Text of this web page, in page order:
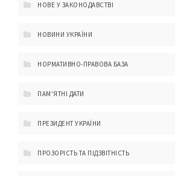
НОВЕ У ЗАКОНОДАВСТВІ
НОВИНИ УКРАЇНИ
НОРМАТИВНО-ПРАВОВА БАЗА
ПАМ'ЯТНІ ДАТИ
ПРЕЗИДЕНТ УКРАЇНИ
ПРОЗОРІСТЬ ТА ПІДЗВІТНІСТЬ